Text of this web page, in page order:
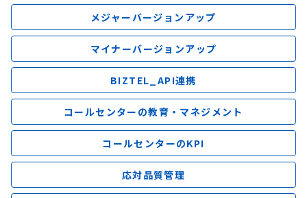
メジャーバージョンアップ
マイナーバージョンアップ
BIZTEL_API連携
コールセンターの教育・マネジメント
コールセンターのKPI
応対品質管理